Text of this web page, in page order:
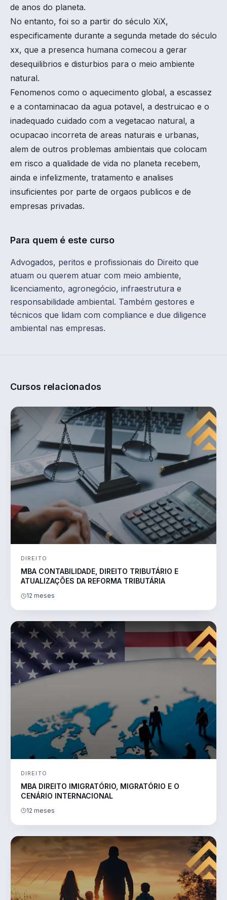
de anos do planeta.
No entanto, foi so a partir do século XiX,
especificamente durante a segunda metade do século
xx, que a presenca humana comecou a gerar
desequilibrios e disturbios para o meio ambiente
natural.
Fenomenos como o aquecimento global, a escassez
e a contaminacao da agua potavel, a destruicao e o
inadequado cuidado com a vegetacao natural, a
ocupacao incorreta de areas naturais e urbanas,
alem de outros problemas ambientais que colocam
em risco a qualidade de vida no planeta recebem,
ainda e infelizmente, tratamento e analises
insuficientes por parte de orgaos publicos e de
empresas privadas.
Para quem é este curso
Advogados, peritos e profissionais do Direito que
atuam ou querem atuar com meio ambiente,
licenciamento, agronegócio, infraestrutura e
responsabilidade ambiental. Também gestores e
técnicos que lidam com compliance e due diligence
ambiental nas empresas.
Cursos relacionados
DIREITO
MBA CONTABILIDADE, DIREITO TRIBUTÁRIO E
ATUALIZAÇÕES DA REFORMA TRIBUTÁRIA
12 meses
DIREITO
MBA DIREITO IMIGRATÓRIO, MIGRATÓRIO E O
CENÁRIO INTERNACIONAL
12 meses